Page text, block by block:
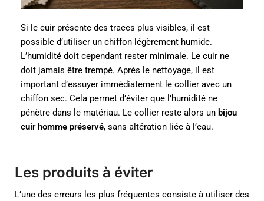
Si le cuir présente des traces plus visibles, il est
possible d’utiliser un chiffon légèrement humide.
L’humidité doit cependant rester minimale. Le cuir ne
doit jamais être trempé. Après le nettoyage, il est
important d’essuyer immédiatement le collier avec un
chiffon sec. Cela permet d’éviter que l’humidité ne
pénètre dans le matériau. Le collier reste alors un bijou
cuir homme préservé, sans altération liée à l’eau.
Les produits à éviter
L’une des erreurs les plus fréquentes consiste à utiliser des